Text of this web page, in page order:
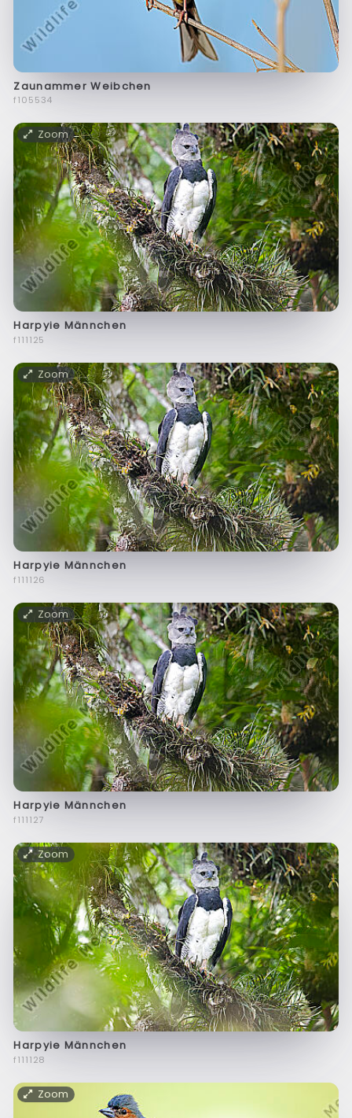
Zaunammer Weibchen
f105534
Zoom
Harpyie Männchen
f111125
Zoom
Harpyie Männchen
f111126
Zoom
Harpyie Männchen
f111127
Zoom
Harpyie Männchen
f111128
Zoom